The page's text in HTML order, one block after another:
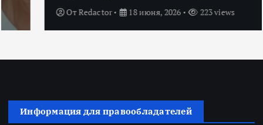
Redactor 18 июня, 2026 223 views
Информация для правообладателей